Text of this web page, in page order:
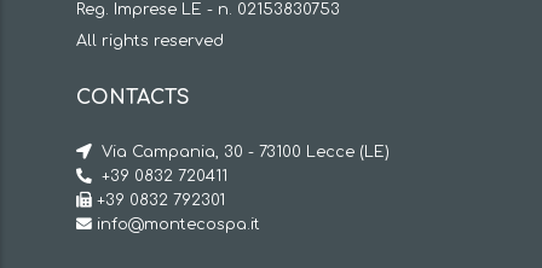
Reg. Imprese LE - n. 02153830753
All rights reserved
CONTACTS
Via Campania, 30 - 73100 Lecce (LE)
+39 0832 720411
+39 0832 792301
info@montecospa.it